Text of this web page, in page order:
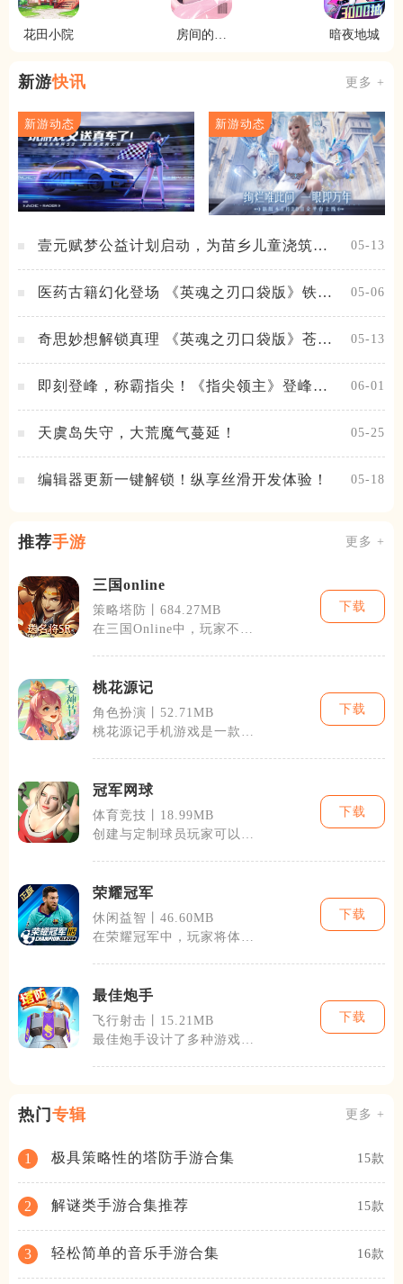
花田小院
房间的秘
暗夜地城
新游快讯 更多 +
新游动态 新游动态
壹元赋梦公益计划启动，为苗乡儿童浇筑梦
05-13
医药古籍幻化登场 《英魂之刃口袋版》铁扇
05-06
奇思妙想解锁真理 《英魂之刃口袋版》苍天
05-13
即刻登峰，称霸指尖！《指尖领主》登峰测
06-01
天虞岛失守，大荒魔气蔓延！ 05-25
编辑器更新一键解锁！纵享丝滑开发体验！ 05-18
推荐手游 更多 +
三国online
策略塔防丨684.27MB
在三国Online中，玩家不仅
事，还可
下载
桃花源记
角色扮演丨52.71MB
桃花源记手机游戏是一款结
游戏。玩家将
下载
冠军网球
体育竞技丨18.99MB
创建与定制球员玩家可以根
括调整外观、
下载
荣耀冠军
休闲益智丨46.60MB
在荣耀冠军中，玩家将体验
有多种不同的
下载
最佳炮手
飞行射击丨15.21MB
最佳炮手设计了多种游戏模
式、无尽模式
下载
热门专辑 更多 +
1 极具策略性的塔防手游合集 15款
2 解谜类手游合集推荐 15款
3 轻松简单的音乐手游合集 16款